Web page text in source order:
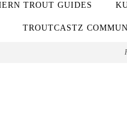
TROUT GUIDES
TROUTCASTZ